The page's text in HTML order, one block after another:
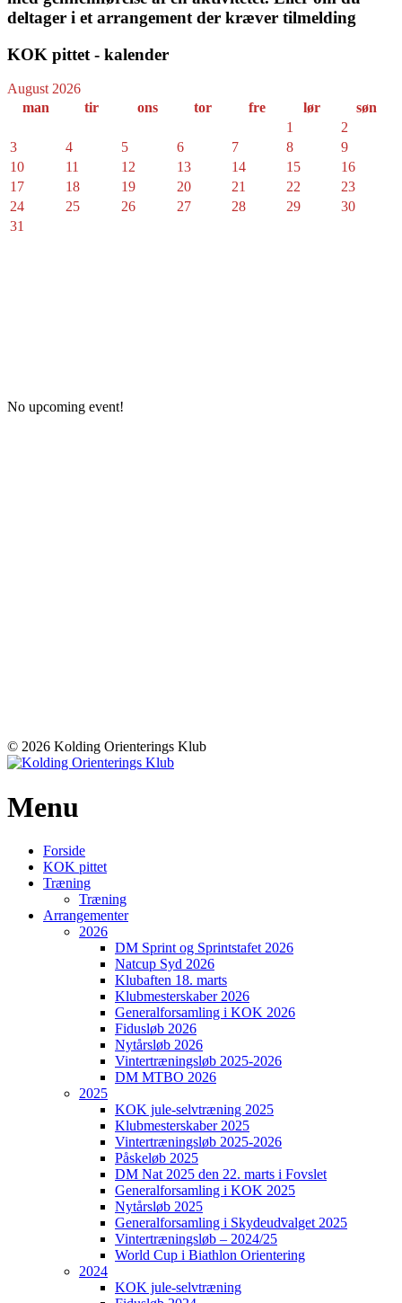
deltager i et arrangement der kræver tilmelding
KOK pittet - kalender
August 2026
man
tir ons tor fre lør
søn
1
2
3
4 5 6 7 8
9
10
11 12 13 14 15
16
17
18 19 20 21 22
23
24
25 26 27 28 29
30
31
No upcoming event!
© 2026 Kolding Orienterings Klub
Menu
Forside
KOK pittet
Træning
Træning
Arrangementer
2026
DM Sprint og Sprintstafet 2026
Natcup Syd 2026
Klubaften 18. marts
Klubmesterskaber 2026
Generalforsamling i KOK 2026
Fidusløb 2026
Nytårsløb 2026
Vintertræningsløb 2025-2026
DM MTBO 2026
2025
KOK jule-selvtræning 2025
Klubmesterskaber 2025
Vintertræningsløb 2025-2026
Påskeløb 2025
DM Nat 2025 den 22. marts i Fovslet
Generalforsamling i KOK 2025
Nytårsløb 2025
Generalforsamling i Skydeudvalget 2025
Vintertræningsløb – 2024/25
World Cup i Biathlon Orientering
2024
KOK jule-selvtræning